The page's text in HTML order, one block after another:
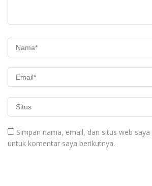
Simpan nama, email, dan situs web
untuk komentar saya berikutnya.